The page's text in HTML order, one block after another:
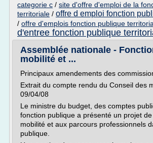
categorie c / site d'offre d'emploi de la
territoriale / offre d emploi fonction
/ offre d'emplois fonction publique
d'entree fonction publique
Assemblée nationale -
mobilité et ...
Principaux amendements des
Extrait du compte rendu du Conseil des
09/04/08
Le ministre du budget, des comptes
fonction publique a présenté un projet
mobilité et aux parcours professionnels
publique.